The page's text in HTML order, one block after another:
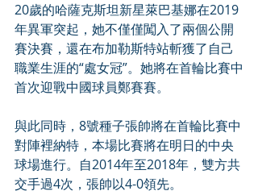
20歲的哈薩克斯坦新星萊巴基娜在2019
年異軍突起，她不僅僅闖入了兩個公開
賽決賽，還在布加勒斯特站斬獲了自己
職業生涯的“處女冠”。她將在首輪比賽中
首次迎戰中國球員鄭賽賽。
與此同時，8號種子張帥將在首輪比賽中
對陣裡納特，本場比賽將在明日的中央
球場進行。自2014年至2018年，雙方共
交手過4次，張帥以4-0領先。